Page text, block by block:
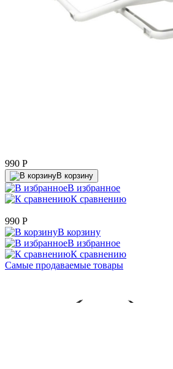
990 P
В корзину
В избранное
К сравнению
990 P
В корзину
В избранное
К сравнению
Самые продаваемые товары